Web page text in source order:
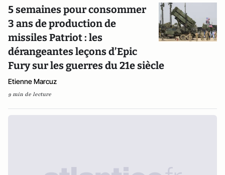
5 semaines pour consommer
3 ans de production de
missiles Patriot : les
dérangeantes leçons d’Epic
Fury sur les guerres du 21e siècle
Etienne Marcuz
9 min de lecture